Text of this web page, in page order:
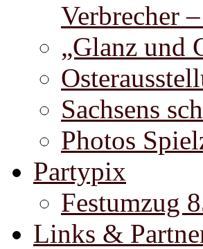
Verbrecher
„Glanz und
Sachsens
Photos
Partypix
Festumzug
Links &